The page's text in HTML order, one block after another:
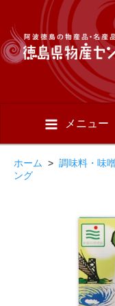
メニュー
ホーム > 調味料・味
ング